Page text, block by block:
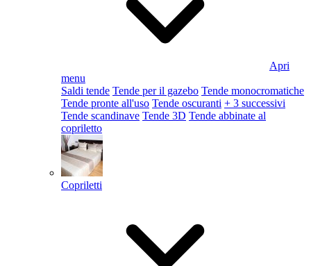
Apri
menu
Saldi tende Tende per il gazebo Tende monocromatiche
Tende pronte all'uso Tende oscuranti + 3 successivi
Tende scandinave Tende 3D Tende abbinate al
copriletto
Copriletti